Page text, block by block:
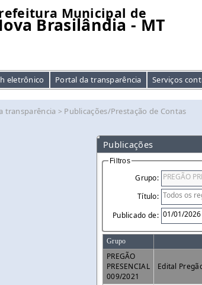
Municipal de
Brasilândia - MT
eletrônico Portal da transparência Serviços
transparência > Publicações/Prestação de Contas
Publicações
Filtros
Grupo:
Título:
Publicado de:
Grupo
PREGÃO
PRESENCIAL
009/2021
Edital